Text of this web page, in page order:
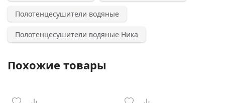
Полотенцесушители водяные
Полотенцесушители водяные Ника
Похожие товары